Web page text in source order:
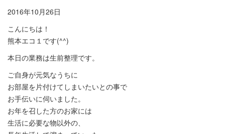
2016年10月26日
こんにちは！
熊本エコ１です(^^)
本日の業務は生前整理です。
ご自身が元気なうちに
お部屋を片付けてしまいたいとの事で
お手伝いに伺いました。
お年を召した方のお家には
生活に必要な物以外の、